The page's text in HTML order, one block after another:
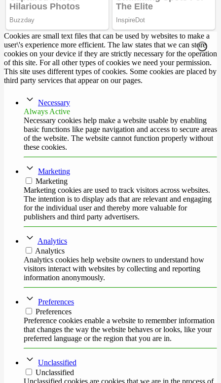
Cookies are small text files that can be used by websites to make a
user\'s experience more efficient. The law states that we can store
cookies on your device if they are strictly necessary for the operation
of this site. For all other types of cookies we need your permission.
This site uses different types of cookies. Some cookies are placed by
third party services that appear on our pages.
Necessary
Always Active
Necessary cookies help make a website usable by enabling
basic functions like page navigation and access to secure areas
of the website. The website cannot function properly without
these cookies.
Marketing
Marketing
Marketing cookies are used to track visitors across websites.
The intention is to display ads that are relevant and engaging
for the individual user and thereby more valuable for
publishers and third party advertisers.
Analytics
Analytics
Analytics cookies help website owners to understand how
visitors interact with websites by collecting and reporting
information anonymously.
Preferences
Preferences
Preference cookies enable a website to remember information
that changes the way the website behaves or looks, like your
preferred language or the region that you are in.
Unclassified
Unclassified